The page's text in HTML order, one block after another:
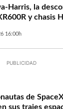
Harris, la
y chasis
16:00h
PUBLICIDAD
de
sus trajes